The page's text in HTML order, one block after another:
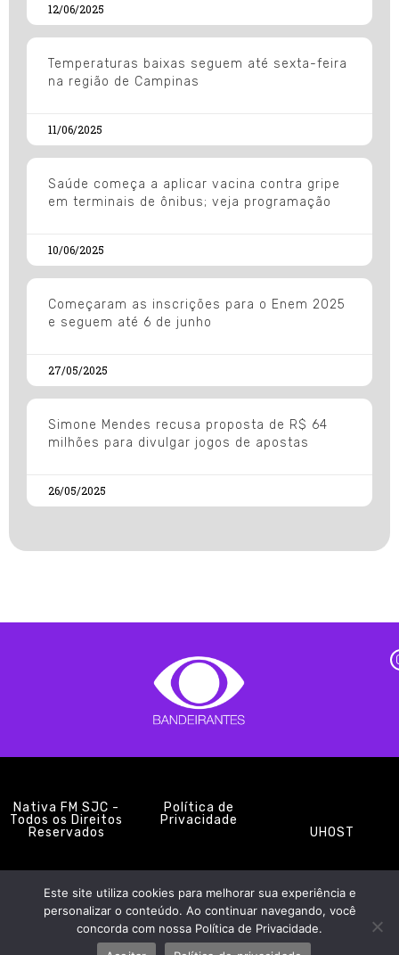
12/06/2025
Temperaturas baixas seguem até sexta-feira
na região de Campinas
11/06/2025
Saúde começa a aplicar vacina contra gripe
em terminais de ônibus; veja programação
10/06/2025
Começaram as inscrições para o Enem 2025
e seguem até 6 de junho
27/05/2025
Simone Mendes recusa proposta de R$ 64
milhões para divulgar jogos de apostas
26/05/2025
Nativa FM SJC -
Todos os Direitos
Reservados
Política de
Privacidade
UHOST
PROMOÇÕES EQUIPE NOTÍCIAS CONTATO
Este site utiliza cookies para melhorar sua experiência e
personalizar o conteúdo. Ao continuar navegando, você
concorda com nossa Política de Privacidade.